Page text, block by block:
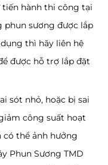
hành thi công tại
phun sương được lắp
thì hãy liên hệ
được hỗ trợ lắp đặt
sót nhỏ, hoặc bị sai
công suất hoạt
thể ảnh hưởng
Phun Sương TMD